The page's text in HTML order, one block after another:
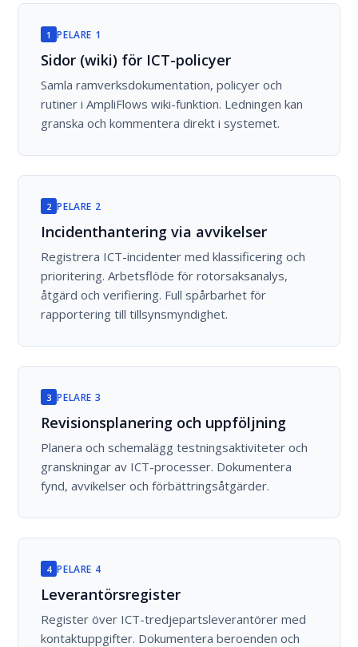
1 PELARE 1
Sidor (wiki) för ICT-policyer
Samla ramverksdokumentation, policyer och
rutiner i AmpliFlows wiki-funktion. Ledningen kan
granska och kommentera direkt i systemet.
2 PELARE 2
Incidenthantering via avvikelser
Registrera ICT-incidenter med klassificering och
prioritering. Arbetsflöde för rotorsaksanalys,
åtgärd och verifiering. Full spårbarhet för
rapportering till tillsynsmyndighet.
3 PELARE 3
Revisionsplanering och uppföljning
Planera och schemalägg testningsaktiviteter och
granskningar av ICT-processer. Dokumentera
fynd, avvikelser och förbättringsåtgärder.
4 PELARE 4
Leverantörsregister
Register över ICT-tredjepartsleverantörer med
kontaktuppgifter. Dokumentera beroenden och